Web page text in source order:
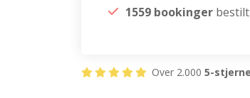
1559 bookinger
Over 2.000 5-